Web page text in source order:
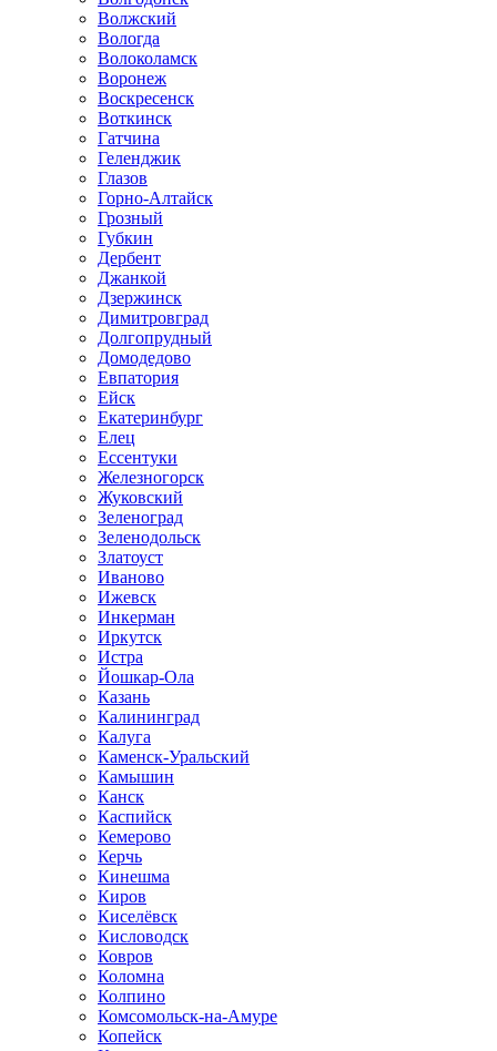
Волжский
Вологда
Волоколамск
Воронеж
Воскресенск
Воткинск
Гатчина
Геленджик
Глазов
Горно-Алтайск
Грозный
Губкин
Дербент
Джанкой
Дзержинск
Димитровград
Долгопрудный
Домодедово
Евпатория
Ейск
Екатеринбург
Елец
Ессентуки
Железногорск
Жуковский
Зеленоград
Зеленодольск
Златоуст
Иваново
Ижевск
Инкерман
Иркутск
Истра
Йошкар-Ола
Казань
Калининград
Калуга
Каменск-Уральский
Камышин
Канск
Каспийск
Кемерово
Керчь
Кинешма
Киров
Киселёвск
Кисловодск
Ковров
Коломна
Колпино
Комсомольск-на-Амуре
Копейск